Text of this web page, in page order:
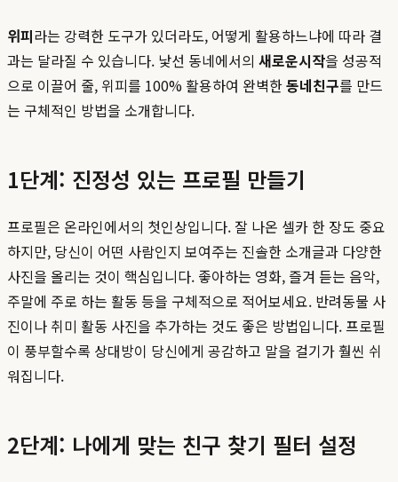
위피라는 강력한 도구가 있더라도, 어떻게 활용하느냐에 따라 결
과는 달라질 수 있습니다. 낯선 동네에서의 새로운시작을 성공적
으로 이끌어 줄, 위피를 100% 활용하여 완벽한동네친구를 만드
는 구체적인 방법을 소개합니다.
1단계: 진정성 있는 프로필 만들기
프로필은 온라인에서의 첫인상입니다. 잘 나온 셀카 한 장도 중요
하지만, 당신이 어떤 사람인지 보여주는 진솔한 소개글과 다양한
사진을 올리는 것이 핵심입니다. 좋아하는 영화, 즐겨 듣는 음악,
주말에 주로 하는 활동 등을 구체적으로 적어보세요. 반려동물 사
진이나 취미 활동 사진을 추가하는 것도 좋은 방법입니다. 프로필
이 풍부할수록 상대방이 당신에게 공감하고 말을 걸기가 훨씬 쉬
워집니다.
2단계: 나에게 맞는 친구 찾기 필터 설정